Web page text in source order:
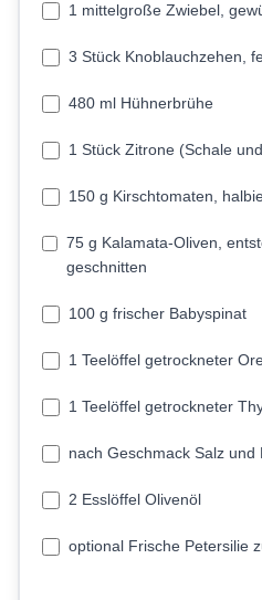
1 mittelgroße Zwiebel,
3 Stück Knoblauchzehen,
480 ml Hühnerbrühe
1 Stück Zitrone (Schale
150 g Kirschtomaten,
75 g Kalamata-Oliven,
geschnitten
100 g frischer Babyspinat
1 Teelöffel getrockneter
1 Teelöffel getrockneter
nach Geschmack Salz und
2 Esslöffel Olivenöl
optional Frische Petersilie